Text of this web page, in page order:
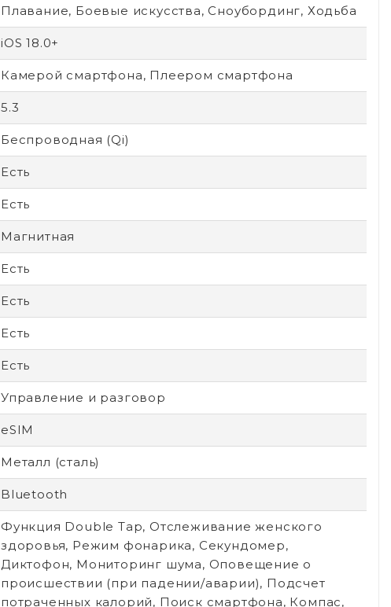
Плавание, Боевые искусства, Сноубординг, Ходьба
iOS 18.0+
Камерой смартфона, Плеером смартфона
5.3
Беспроводная (Qi)
Есть
Есть
Магнитная
Есть
Есть
Есть
Есть
Управление и разговор
eSIM
Металл (сталь)
Bluetooth
Функция Double Tap, Отслеживание женского
здоровья, Режим фонарика, Секундомер,
Диктофон, Мониторинг шума, Оповещение о
происшествии (при падении/аварии), Подсчет
потраченных калорий, Поиск смартфона, Компас,